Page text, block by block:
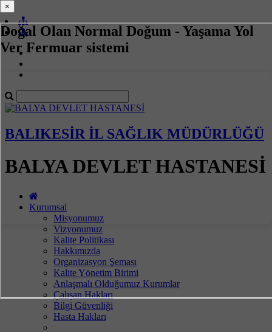
Doğal Olan Normal Doğum - Yaşama Yol
Ver Fermuar sistemi
BALIKESİR İL SAĞLIK MÜDÜRLÜĞÜ
BALYA DEVLET HASTANESİ
Kurumsal
Misyonumuz
Vizyonumuz
Kalite Politikası
Hakkımızda
Organizasyon Şeması
Kalite Yönetim Birimi
Anlaşmalı Olduğumuz Kurumlar
Çalışan Hakları
Bilgi Güvenliği
Hasta Hakları
×